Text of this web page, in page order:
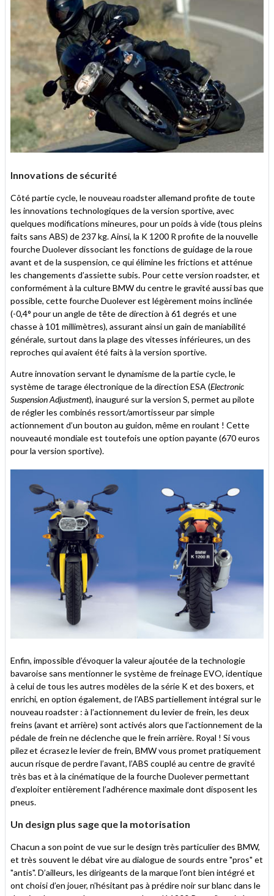
Innovations de sécurité
Côté partie cycle, le nouveau roadster allemand profite de toute
les innovations technologiques de la version sportive, avec
quelques modifications mineures, pour un poids à vide (tous pleins
faits sans ABS) de 237 kg. Ainsi, la K 1200 R profite de la nouvelle
fourche Duolever dissociant les fonctions de guidage de la roue
avant et de la suspension, ce qui élimine les frictions et atténue
les changements d’assiette subis. Pour cette version roadster, et
conformément à la culture BMW du centre le gravité aussi bas que
possible, cette fourche Duolever est légèrement moins inclinée
(-0,4° pour un angle de tête de direction à 61 degrés et une
chasse à 101 millimètres), assurant ainsi un gain de maniabilité
générale, surtout dans la plage des vitesses inférieures, un des
reproches qui avaient été faits à la version sportive.
Autre innovation servant le dynamisme de la partie cycle, le
système de tarage électronique de la direction ESA (Electronic
Suspension Adjustment), inauguré sur la version S, permet au pilote
de régler les combinés ressort/amortisseur par simple
actionnement d’un bouton au guidon, même en roulant ! Cette
nouveauté mondiale est toutefois une option payante (670 euros
pour la version sportive).
Enfin, impossible d’évoquer la valeur ajoutée de la technologie
bavaroise sans mentionner le système de freinage EVO, identique
à celui de tous les autres modèles de la série K et des boxers, et
enrichi, en option également, de l’ABS partiellement intégral sur le
nouveau roadster : à l’actionnement du levier de frein, les deux
freins (avant et arrière) sont activés alors que l’actionnement de la
pédale de frein ne déclenche que le frein arrière. Royal ! Si vous
pilez et écrasez le levier de frein, BMW vous promet pratiquement
aucun risque de perdre l’avant, l’ABS couplé au centre de gravité
très bas et à la cinématique de la fourche Duolever permettant
d’exploiter entièrement l’adhérence maximale dont disposent les
pneus.
Un design plus sage que la motorisation
Chacun a son point de vue sur le design très particulier des BMW,
et très souvent le débat vire au dialogue de sourds entre "pros" et
"antis". D’ailleurs, les dirigeants de la marque l’ont bien intégré et
ont choisi d’en jouer, n’hésitant pas à prédire noir sur blanc dans le